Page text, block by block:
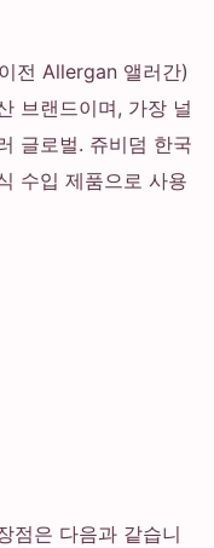
전 Allergan 앨러간)
브랜드이며, 가장 널
글로벌. 쥬비덤 한국
수입 제품으로 사용
점은 다음과 같습니